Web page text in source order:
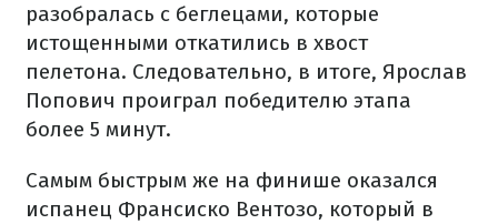
разобралась с беглецами, которые
истощенными откатились в хвост
пелетона. Следовательно, в итоге, Ярослав
Попович проиграл победителю этапа
более 5 минут.
Самым быстрым же на финише оказался
испанец Франсиско Вентозо, который в